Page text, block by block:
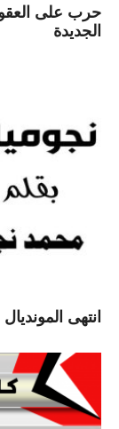
حرب على
الجديدة
انتهى المونديال